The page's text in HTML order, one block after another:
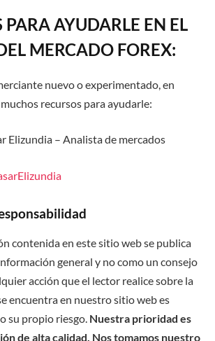
PARA AYUDARLE EN EL
MERCADO FOREX:
nuevo o experimentado, en
recursos para ayudarle:
Elizundia – Analista de mercados
contenida en este sitio web se publica
general y no como un consejo
acción que el lector realice sobre la
encuentra en nuestro sitio web es
su propio riesgo. Nuestra prioridad es
de alta calidad. Nos tomamos nuestro